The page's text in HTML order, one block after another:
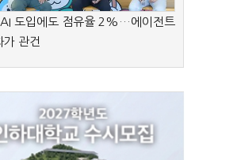
도입에도 점유율 2%…에이전트
가 관건